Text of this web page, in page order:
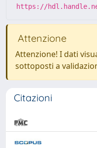
https://
Attenzione
Attenzione! I dati
sottoposti a
Citazioni